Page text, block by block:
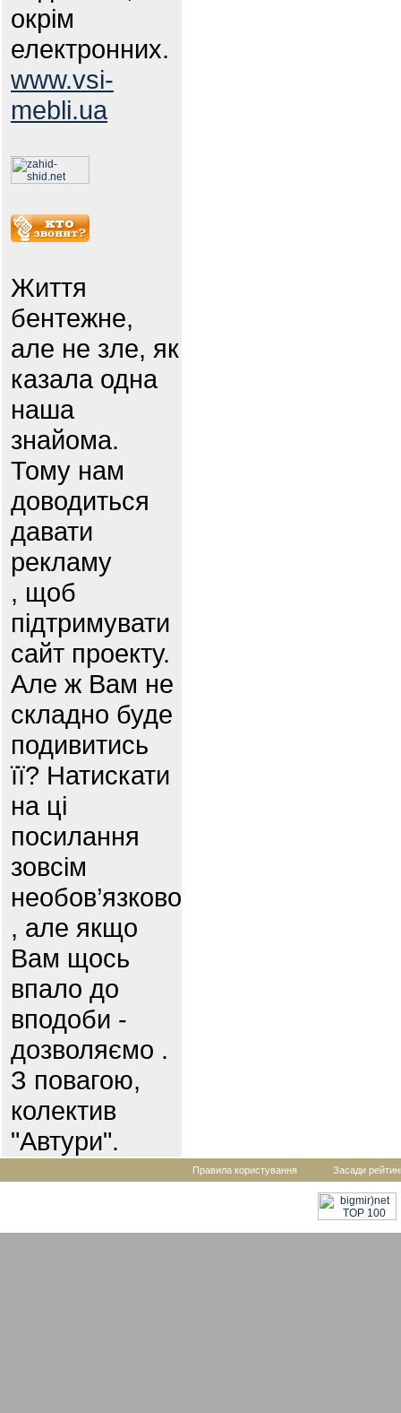
окрім
електронних.
www.vsi-
mebli.ua
Життя
бентежне,
але не зле, як
казала одна
наша
знайома.
Тому нам
доводиться
давати
рекламу
, щоб
підтримувати
сайт проекту.
Але ж Вам не
складно буде
подивитись
її? Натискати
на ці
посилання
зовсім
необов’язково
, але якщо
Вам щось
впало до
вподоби -
дозволяємо .
З повагою,
колектив
"Автури".
Правила користування Засади